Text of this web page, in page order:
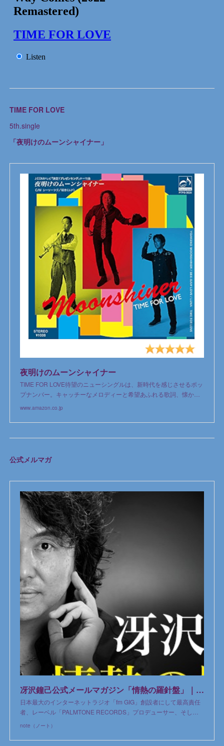
TIME FOR LOVE
5th.single
「夜明けのムーンシャイナー」
夜明けのムーンシャイナー
TIME FOR LOVE待望のニューシングルは、新時代を感じさせるポッ
プナンバー。キャッチーなメロディーと希望あふれる歌詞、懐か…
www.amazon.co.jp
公式メルマガ
冴沢鐘己公式メールマガジン「情熱の羅針盤」｜冴沢鐘己｜note
日本最大のインターネットラジオ「fm GIG」創設者にして最高責任
者、レーベル「PALMTONE RECORDS」プロデューサー、そし…
note（ノート）